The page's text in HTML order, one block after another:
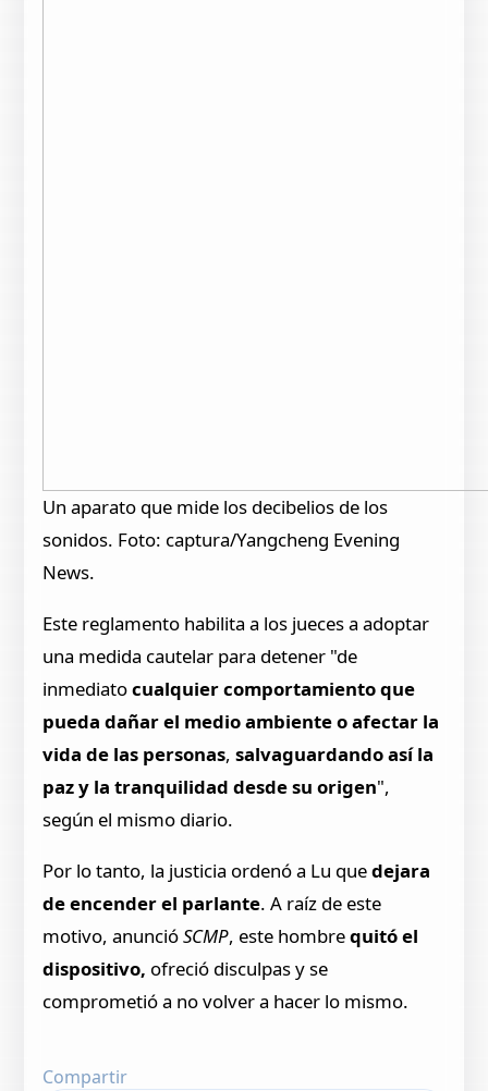
Un aparato que mide los decibelios de los
sonidos. Foto: captura/Yangcheng Evening
News.
Este reglamento habilita a los jueces a adoptar
una medida cautelar para detener "de
inmediatocualquiercomportamiento que
pueda dañar el medio ambiente o afectar la
vida de las personas,salvaguardando así la
paz y la tranquilidad desde su origen",
según el mismo diario.
Por lo tanto, la justicia ordenó a Lu quedejara
de encender el parlante. A raíz de este
motivo, anuncióSCMP, este hombrequitó el
dispositivo, ofreció disculpas y se
comprometió a no volver a hacer lo mismo.
Compartir